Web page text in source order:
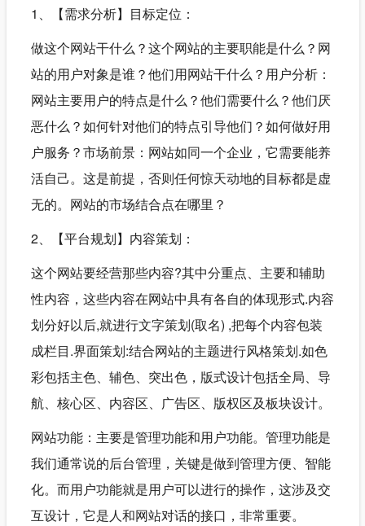
1、【需求分析】目标定位：
做这个网站干什么？这个网站的主要职能是什么？网
站的用户对象是谁？他们用网站干什么？用户分析：
网站主要用户的特点是什么？他们需要什么？他们厌
恶什么？如何针对他们的特点引导他们？如何做好用
户服务？市场前景：网站如同一个企业，它需要能养
活自己。这是前提，否则任何惊天动地的目标都是虚
无的。网站的市场结合点在哪里？
2、【平台规划】内容策划：
这个网站要经营那些内容?其中分重点、主要和辅助
性内容，这些内容在网站中具有各自的体现形式.内容
划分好以后,就进行文字策划(取名) ,把每个内容包装
成栏目.界面策划:结合网站的主题进行风格策划.如色
彩包括主色、辅色、突出色，版式设计包括全局、导
航、核心区、内容区、广告区、版权区及板块设计。
网站功能：主要是管理功能和用户功能。管理功能是
我们通常说的后台管理，关键是做到管理方便、智能
化。而用户功能就是用户可以进行的操作，这涉及交
互设计，它是人和网站对话的接口，非常重要。